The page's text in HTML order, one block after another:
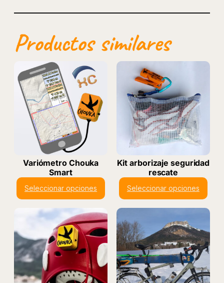
Productos similares
Variómetro Chouka
Smart
Seleccionar opciones
Kit arborizaje seguridad
rescate
Seleccionar opciones